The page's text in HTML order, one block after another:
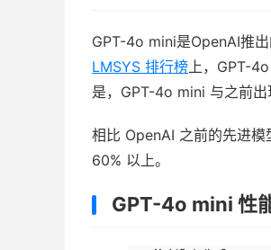
GPT-4o mini是OpenAI推
LMSYS 排行榜 上，GPT-
是，GPT-4o mini 与之前出
相比 OpenAI 之前的先进
60% 以上。
GPT-4o mini 性